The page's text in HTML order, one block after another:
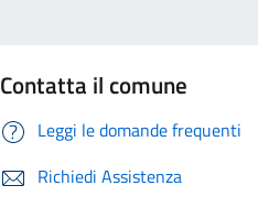
Contatta il comune
Leggi le domande frequenti
Richiedi Assistenza